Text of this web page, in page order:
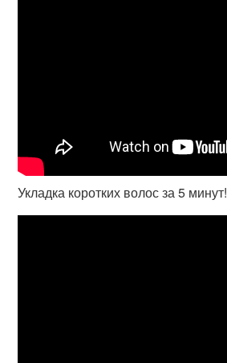
Укладка коротких волос за 5 минут!